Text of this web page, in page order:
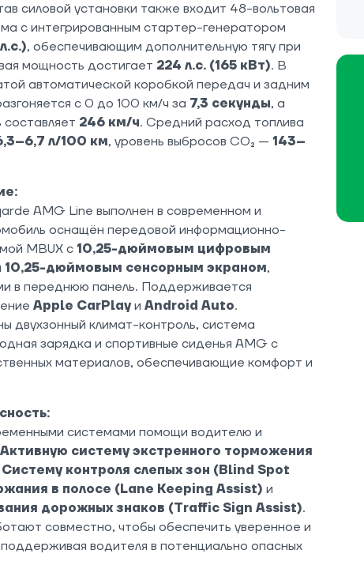
силовой установки также входит 48-вольтовая
с интегрированным стартер-генератором
, обеспечивающим дополнительную тягу при
мощность достигает 224 л.с. (165 кВт). В
автоматической коробкой передач и задним
с 0 до 100 км/ч за 7,3 секунды, а
246 км/ч. Средний расход топлива
л/100 км, уровень выбросов CO₂ — 143–
AMG Line выполнен в современном и
оснащён передовой информационно-
MBUX с 10,25-дюймовым цифровым
10,25-дюймовым сенсорным экраном,
в переднюю панель. Поддерживается
Apple CarPlayи Android Auto.
двухзонный климат-контроль, система
зарядка и спортивные сиденья AMG с
материалов, обеспечивающие комфорт и
системами помощи водителю и
Активную систему экстренного торможения
Систему контроля слепых зон (Blind Spot
в полосе (Lane Keeping Assist) и
дорожных знаков (Traffic Sign Assist).
совместно, чтобы обеспечить уверенное и
водителя в потенциально опасных